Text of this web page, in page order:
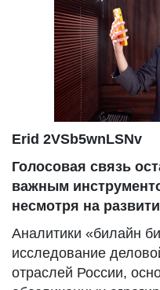
Erid 2VSb5wnLSNv
Голосовая связь
важным
несмотря на
Аналитики «билайн
исследование
отраслей России,